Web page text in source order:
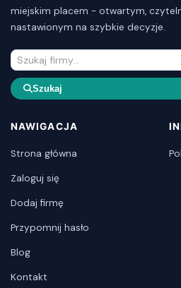
miejskim placem - otwartym,
nastawionym na szybkie decyzje.
Szukaj
NAWIGACJA
Strona główna
Zaloguj się
Dodaj firmę
Przypomnij hasło
Blog
Kontakt